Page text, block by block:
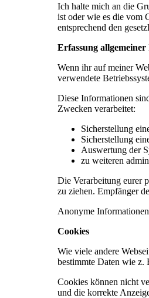
Ich halte mich an die
ist oder wie es die vom
entsprechend den
Erfassung
Wenn ihr auf meiner
verwendete
Diese Informationen
Zwecken verarbeitet:
Sicherstellung
Sicherstellung
Auswertung der
zu weiteren
Die Verarbeitung eurer
zu ziehen. Empfänger
Anonyme
Cookies
Wie viele andere
bestimmte Daten wie z.
Cookies können nicht
und die korrekte